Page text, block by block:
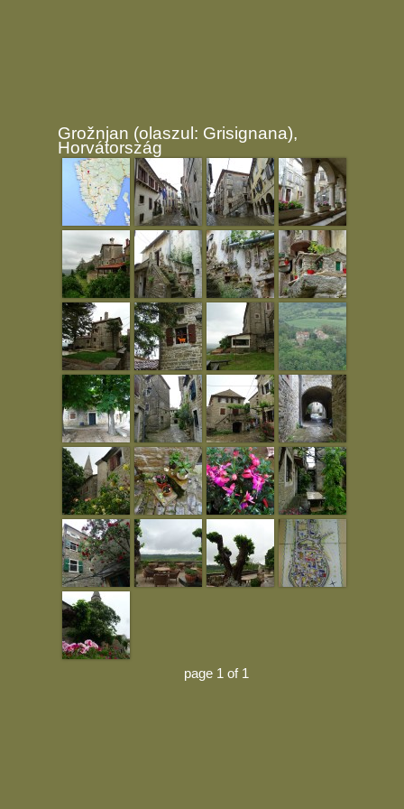
Grožnjan (olaszul: Grisignana),
Horvátország
page 1 of 1